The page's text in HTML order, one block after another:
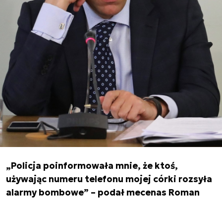
„Policja poinformowała mnie, że ktoś,
używając numeru telefonu mojej córki rozsyła
alarmy bombowe” – podał mecenas Roman